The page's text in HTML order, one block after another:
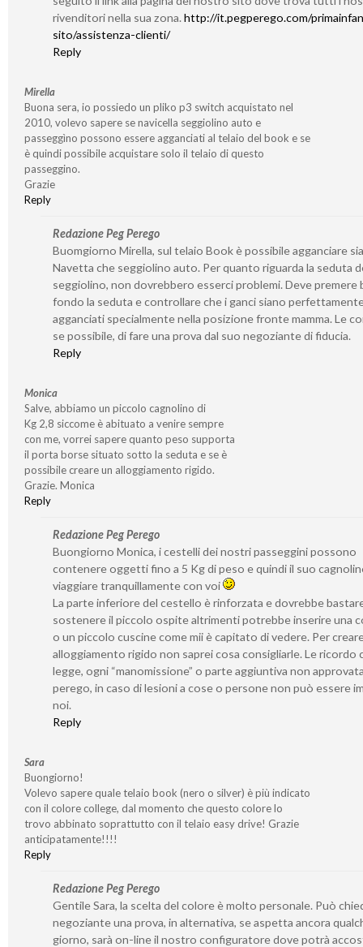
rivenditori nella sua zona.http://it.pegperego.com/
sito/assistenza-clienti/
Reply
Mirella
Buona sera, io possiedo un pliko p3 switch acquistato nel
2010, volevo sapere se navicella seggiolino auto e
passeggìno possono essere agganciati al telaio del book e se
è quindi possibile acquistare solo il telaio di questo
passeggino.
Grazie
Reply
Redazione Peg Perego
Buomgiorno Mirella, sul telaio Book è possibile agganciare sia
Navetta che seggiolino auto. Per quanto riguarda la seduta
seggiolino, non dovrebbero esserci problemi. Deve premere
fondo la seduta e controllare che i ganci siano
agganciati specialmente nella posizione fronte mamma. Le
se possibile, di fare una prova dal suo negoziante di fiducia.
Reply
Monica
Salve, abbiamo un piccolo cagnolino di
Kg 2,8 siccome è abituato a venire sempre
con me, vorrei sapere quanto peso supporta
il porta borse situato sotto la seduta e se è
possibile creare un alloggiamento rigido.
Grazie. Monica
Reply
Redazione Peg Perego
Buongiorno Monica, i cestelli dei nostri passeggini possono
contenere oggetti fino a 5 Kg di peso e quindi il suo
viaggiare tranquillamente con voi
La parte inferiore del cestello è rinforzata e dovrebbe
sostenere il piccolo ospite altrimenti potrebbe inserire una
o un piccolo cuscine come mii è capitato di vedere. Per
alloggiamento rigido non saprei cosa consigliarle. Le ricordo
legge, ogni “manomissione” o parte aggiuntiva non
perego, in caso di lesioni a cose o persone non può essere
noi.
Reply
Sara
Buongiorno!
Volevo sapere quale telaio book (nero o silver) è più indicato
con il colore college, dal momento che questo colore lo
trovo abbinato soprattutto con il telaio easy drive! Grazie
anticipatamente!!!!
Reply
Redazione Peg Perego
Gentile Sara, la scelta del colore è molto personale. Può
negoziante una prova, in alternativa, se aspetta ancora
giorno, sarà on-line il nostro configuratore dove potrà